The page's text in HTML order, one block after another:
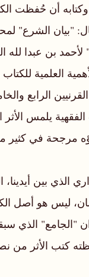
أن حُفظت
"بيان الشرع"
لأحمد بن عبدا لله
الأهمية العلمية
الرابع
يلمس الأثر
مرجحة في كثير
الذي بين
ليس هو أصل
"الجامع" الذي
كتب الأثر